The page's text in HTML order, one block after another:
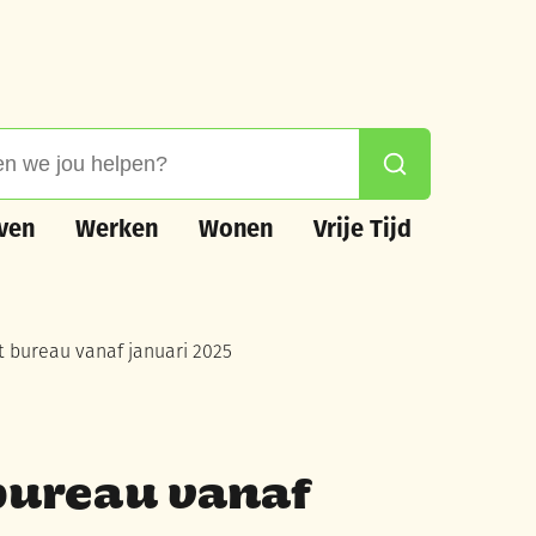
Zoeken
Werken Wonen
Vrije Tijd
Vrije Tijd
vanaf januari 2025
vanaf